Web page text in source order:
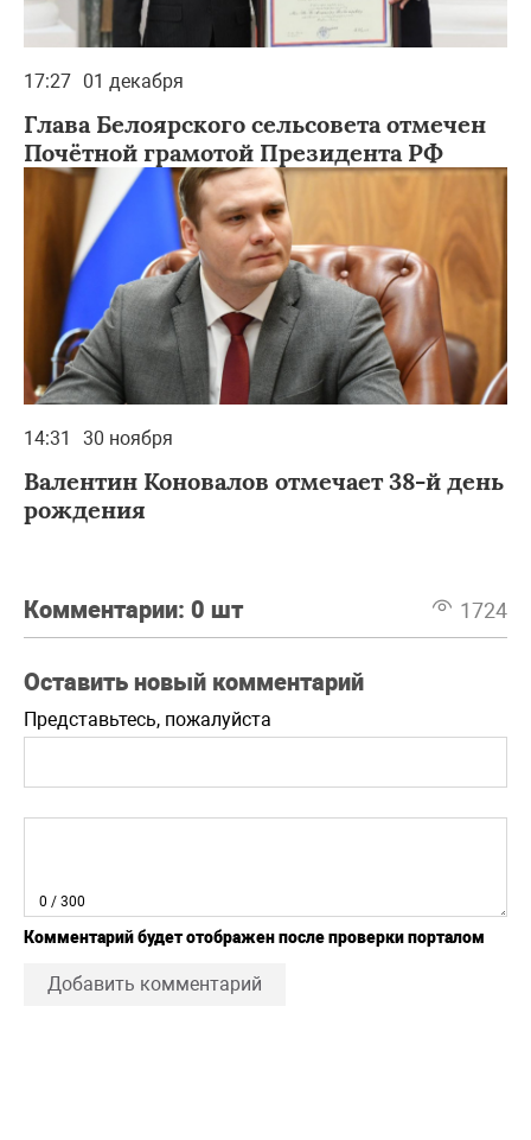
17:27 01 декабря
Глава Белоярского сельсовета отмечен
Почётной грамотой Президента РФ
14:31 30 ноября
Валентин Коновалов отмечает 38-й день
рождения
Комментарии: 0 шт 1724
Оставить новый комментарий
Представьтесь, пожалуйста
0 / 300
Комментарий будет отображен после проверки порталом
Добавить комментарий